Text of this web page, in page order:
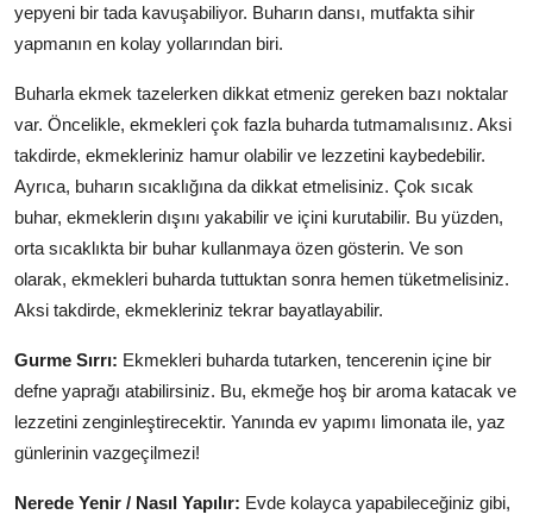
yepyeni bir tada kavuşabiliyor. Buharın dansı, mutfakta sihir
yapmanın en kolay yollarından biri.
Buharla ekmek tazelerken dikkat etmeniz gereken bazı noktalar
var. Öncelikle, ekmekleri çok fazla buharda tutmamalısınız. Aksi
takdirde, ekmekleriniz hamur olabilir ve lezzetini kaybedebilir.
Ayrıca, buharın sıcaklığına da dikkat etmelisiniz. Çok sıcak
buhar, ekmeklerin dışını yakabilir ve içini kurutabilir. Bu yüzden,
orta sıcaklıkta bir buhar kullanmaya özen gösterin. Ve son
olarak, ekmekleri buharda tuttuktan sonra hemen tüketmelisiniz.
Aksi takdirde, ekmekleriniz tekrar bayatlayabilir.
Gurme Sırrı: Ekmekleri buharda tutarken, tencerenin içine bir
defne yaprağı atabilirsiniz. Bu, ekmeğe hoş bir aroma katacak ve
lezzetini zenginleştirecektir. Yanında ev yapımı limonata ile, yaz
günlerinin vazgeçilmezi!
Nerede Yenir / Nasıl Yapılır: Evde kolayca yapabileceğiniz gibi,